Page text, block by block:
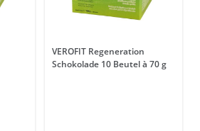
VEROFIT Regeneration
Schokolade 10 Beutel à 70 g